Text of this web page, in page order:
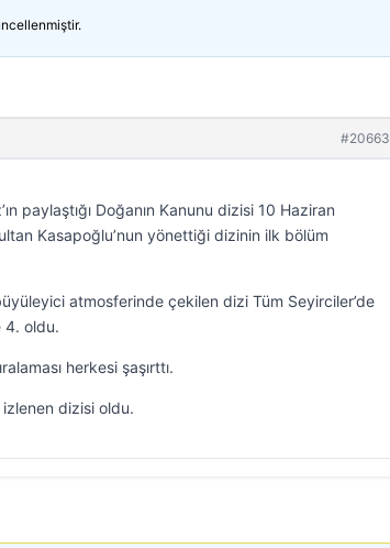
#20663
paylaştığı Doğanın Kanunu dizisi 10 Haziran
Kasapoğlu’nun yönettiği dizinin ilk bölüm
atmosferinde çekilen dizi Tüm Seyirciler’de
4. oldu.
herkesi şaşırttı.
dizisi oldu.